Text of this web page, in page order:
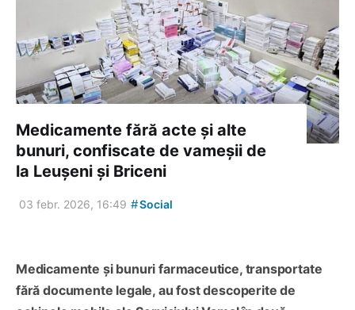
Medicamente fără acte și alte
bunuri, confiscate de vameșii de
la Leușeni și Briceni
03 febr. 2026, 16:49 #Social
Medicamente și bunuri farmaceutice, transportate
fără documente legale, au fost descoperite de